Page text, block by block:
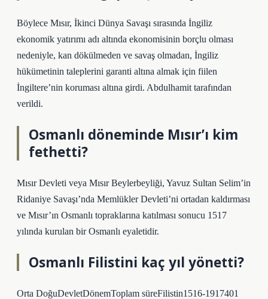
Böylece Mısır, İkinci Dünya Savaşı sırasında İngiliz
ekonomik yatırımı adı altında ekonomisinin borçlu olması
nedeniyle, kan dökülmeden ve savaş olmadan, İngiliz
hükümetinin taleplerini garanti altına almak için fiilen
İngiltere’nin koruması altına girdi. Abdulhamit tarafından
verildi.
Osmanlı döneminde Mısır’ı kim
fethetti?
Mısır Devleti veya Mısır Beylerbeyliği, Yavuz Sultan Selim’in
Ridaniye Savaşı’nda Memlükler Devleti’ni ortadan kaldırması
ve Mısır’ın Osmanlı topraklarına katılması sonucu 1517
yılında kurulan bir Osmanlı eyaletidir.
Osmanlı Filistini kaç yıl yönetti?
Orta DoğuDevletDönemToplam süreFilistin1516-1917401